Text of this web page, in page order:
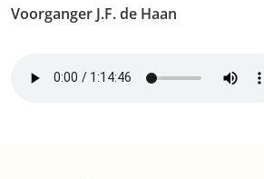
Voorganger J.F. de Haan